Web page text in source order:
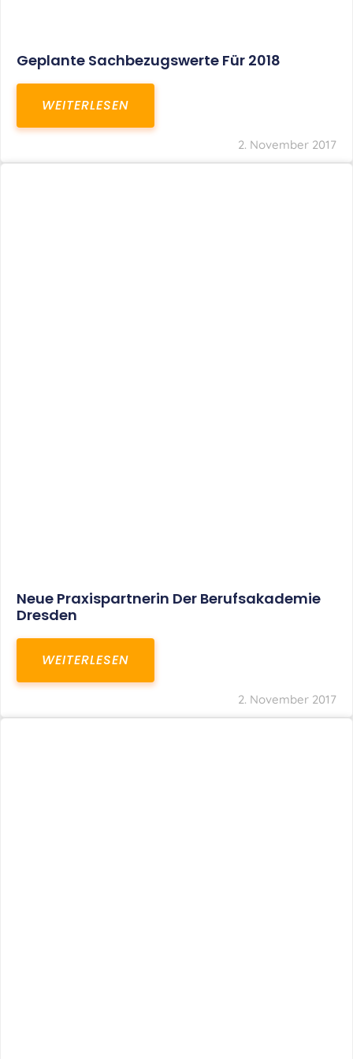
Geplante Sachbezugswerte Für 2018
WEITERLESEN
2. November 2017
Neue Praxispartnerin Der Berufsakademie
Dresden
WEITERLESEN
2. November 2017